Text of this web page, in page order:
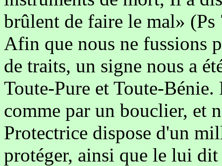
brûlent de faire le mal» (Ps
Afin que nous ne fussions
de traits, un signe nous a
Toute-Pure et Toute-
comme par un bouclier, et
Protectrice dispose d'un
protéger, ainsi que le lui